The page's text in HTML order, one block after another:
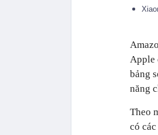
Apple
bảng
năng
Theo
có